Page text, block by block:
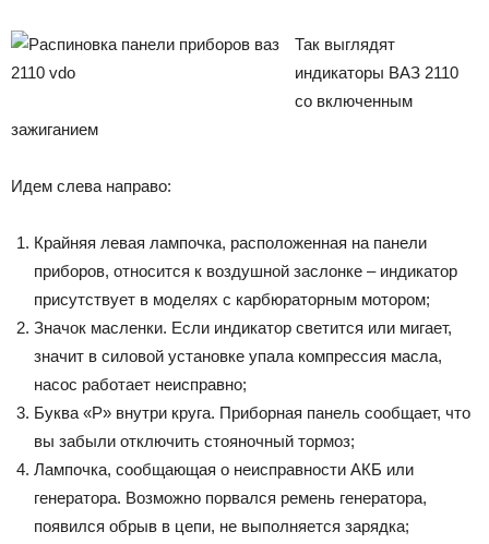
Так выглядят
индикаторы ВАЗ 2110
со включенным
зажиганием
Идем слева направо:
Крайняя левая лампочка, расположенная на панели
приборов, относится к воздушной заслонке – индикатор
присутствует в моделях с карбюраторным мотором;
Значок масленки. Если индикатор светится или мигает,
значит в силовой установке упала компрессия масла,
насос работает неисправно;
Буква «P» внутри круга. Приборная панель сообщает, что
вы забыли отключить стояночный тормоз;
Лампочка, сообщающая о неисправности АКБ или
генератора. Возможно порвался ремень генератора,
появился обрыв в цепи, не выполняется зарядка;